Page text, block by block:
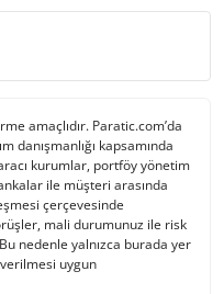
amaçlıdır. Paratic.com’da
danışmanlığı kapsamında
kurumlar, portföy yönetim
ile müşteri arasında
çerçevesinde
mali durumunuz ile risk
nedenle yalnızca burada yer
uygun